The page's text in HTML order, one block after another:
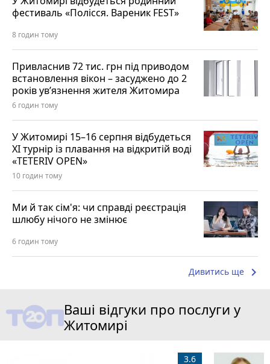
фестиваль «Полісся. Вареник FEST»
8 годин тому
Привласнив 72 тис. грн під приводом
встановлення вікон – засуджено до 2
років ув’язнення жителя Житомира
6 годин тому
У Житомирі 15–16 серпня відбудеться
XI турнір із плавання на відкритій воді
«TETERIV OPEN»
10 годин тому
Ми й так сім'я: чи справді реєстрація
шлюбу нічого не змінює
6 годин тому
Дивитись ще keyboard_arrow_right
Ваші відгуки про послуги у
Житомирі
3.6